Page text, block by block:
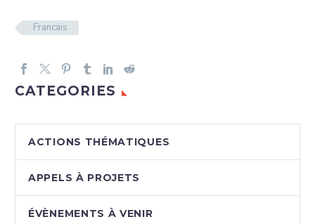
Francais
CATEGORIES
ACTIONS THÉMATIQUES
APPELS À PROJETS
ÉVÈNEMENTS À VENIR